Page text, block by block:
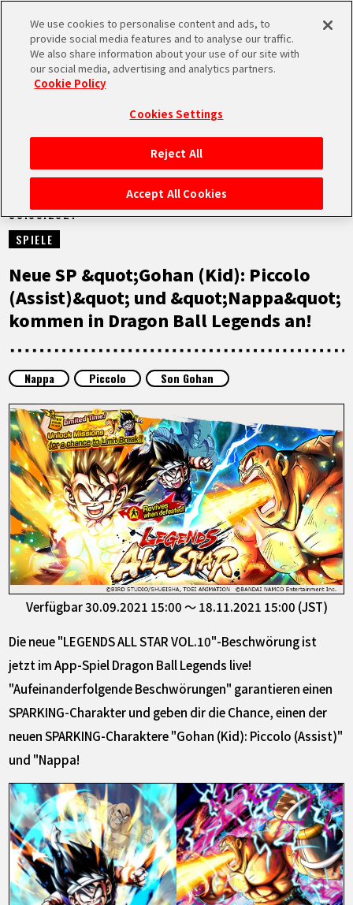
MEN
STARTSEITE
NEUES
HIGHLIGHTS
VIDEOS
SPECIALS
INFOS
LANGUAGE
JP
EN FR DE ES
NEUES
30.09.2021
SPIELE
Neue SP &quot;Gohan (Kid): Piccolo
(Assist)&quot; und &quot;Nappa&quot;
kommen in Dragon Ball Legends an!
Nappa Piccolo Son Gohan
Verfügbar 30.09.2021 15:00 ～ 18.11.2021 15:00 (JST)
Die neue "LEGENDS ALL STAR VOL.10"-Beschwörung ist
jetzt im App-Spiel Dragon Ball Legends live!
"Aufeinanderfolgende Beschwörungen" garantieren einen
SPARKING-Charakter und geben dir die Chance, einen der
neuen SPARKING-Charaktere "Gohan (Kid): Piccolo (Assist)"
und "Nappa!
We use cookies to personalise content and ads, to
provide social media features and to analyse our traffic.
We also share information about your use of our site with
our social media, advertising and analytics partners.
Cookie Policy
Cookies Settings
Reject All
Accept All Cookies